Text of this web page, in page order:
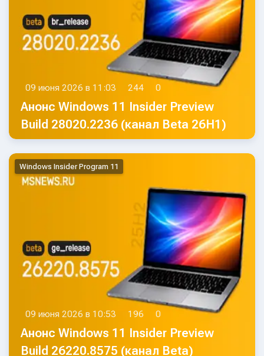
09 июня 2026 в 11:03 244 0
Анонс Windows 11 Insider Preview
Build 28020.2236 (канал Beta 26H1)
Windows Insider Program 11
09 июня 2026 в 10:53 196 0
Анонс Windows 11 Insider Preview
Build 26220.8575 (канал Beta)